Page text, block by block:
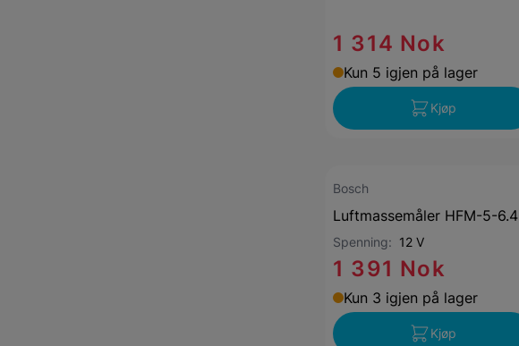
1 314 Nok
Kun 5 igjen på lager
Kjøp
Bosch
Luftmassemåler HFM-5-6.4
Spenning: 12 V
1 391 Nok
Kun 3 igjen på lager
Kjøp